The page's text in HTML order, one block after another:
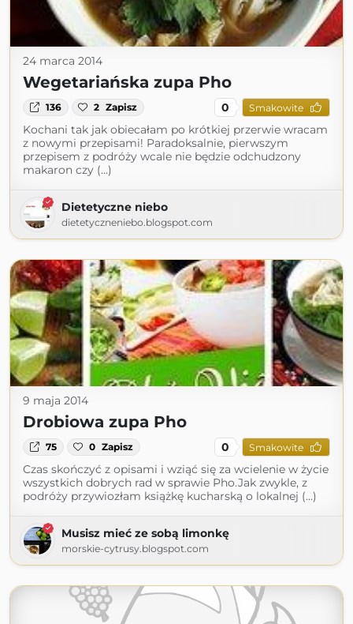
24 marca 2014
Wegetariańska zupa Pho
136 2 Zapisz 0 Smakowite
Kochani tak jak obiecałam po krótkiej przerwie wracam
z nowymi przepisami! Paradoksalnie, pierwszym
przepisem z podróży wcale nie będzie odchudzony
makaron czy (...)
Dietetyczne niebo
dietetyczneniebo.blogspot.com
9 maja 2014
Drobiowa zupa Pho
75 0 Zapisz 0 Smakowite
Czas skończyć z opisami i wziąć się za wcielenie w życie
wszystkich dobrych rad w sprawie Pho.Jak zwykle, z
podróży przywiozłam książkę kucharską o lokalnej (...)
Musisz mieć ze sobą limonkę
morskie-cytrusy.blogspot.com